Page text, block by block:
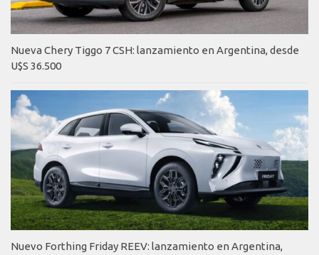
Nueva Chery Tiggo 7 CSH: lanzamiento en Argentina, desde
U$S 36.500
Nuevo Forthing Friday REEV: lanzamiento en Argentina,